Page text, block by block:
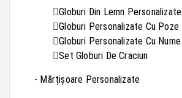
Globuri Din Lemn Personalizate
Globuri Personalizate Cu Poze
Globuri Personalizate Cu Nume
Set Globuri De Craciun
Mărțișoare Personalizate